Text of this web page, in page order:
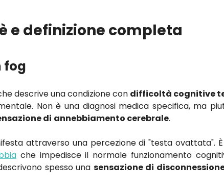
e definizione completa
fog
descrive una condizione con difficoltà cognitive
Non è una diagnosi medica specifica, ma
di annebbiamento cerebrale.
attraverso una percezione di "testa ovattata".
che impedisce il normale funzionamento
spesso una sensazione di